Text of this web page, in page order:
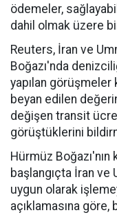
ödemeler,
dahil olmak üzere
Reuters, İran ve
Boğazı'nda
yapılan görüşmeler
beyan edilen
değişen transit
görüştüklerini
Hürmüz
başlangıçta İran ve
uygun olarak
açıklamasına